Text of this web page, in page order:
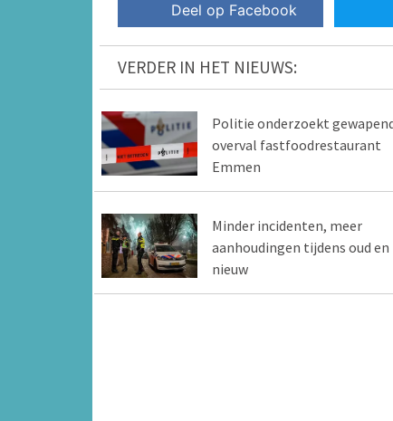
Deel op Facebook
VERDER IN HET NIEUWS:
Politie onderzoekt
overval fastfoodrestaurant
Emmen
Minder incidenten, meer
aanhoudingen tijdens oud en
nieuw